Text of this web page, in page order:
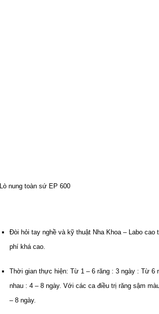
Lò nung toàn sứ EP 600
Đòi hỏi tay nghề và kỹ thuật Nha Khoa – Labo
phí khá cao.
Thời gian thực hiện: Từ 1 – 6 răng : 3 ngày : Từ 6
nhau : 4 – 8 ngày. Với các ca điều trị răng sậm
– 8 ngày.